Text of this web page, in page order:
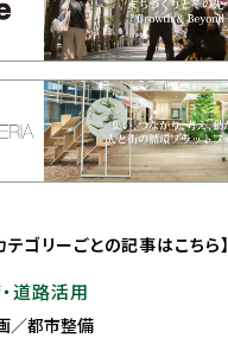
テゴリーごとの記事はこちら】
道路活用
／都市整備